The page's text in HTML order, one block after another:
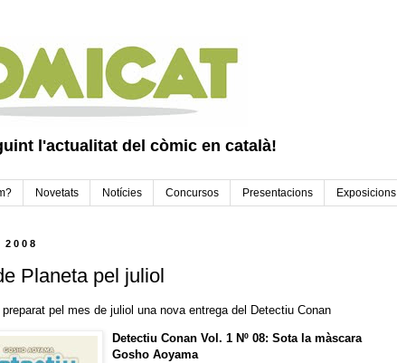
l'actualitat del còmic en català!
Novetats Notícies Concursos Presentacions Exposicions
Planeta pel juliol
pel mes de juliol una nova entrega del Detectiu Conan
Detectiu Conan Vol. 1 Nº 08: Sota la màscara
Gosho Aoyama